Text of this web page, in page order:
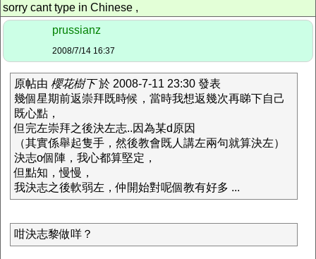
sorry cant type in Chinese ,
prussianz
2008/7/14 16:37
原帖由 櫻花樹下於 2008-7-11 23:30 發表
幾個星期前返崇拜既時候，當時我想返幾次再睇下自己
既心點，
但完左崇拜之後決左志..因為某d原因
（其實係舉起隻手，然後教會既人講左兩句就算決左）
決志o個陣，我心都算堅定，
但點知，慢慢，
我決志之後軟弱左，仲開始對呢個教有好多 ...
咁決志黎做咩？